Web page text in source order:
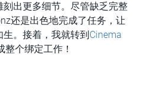
出更多细节。尽管缺乏完整
还是出色地完成了任务，让
。接着，我就转到Cinema
整个绑定工作！